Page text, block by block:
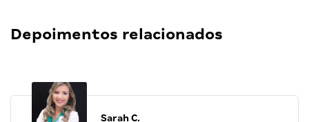
Depoimentos relacionados
Sarah C.